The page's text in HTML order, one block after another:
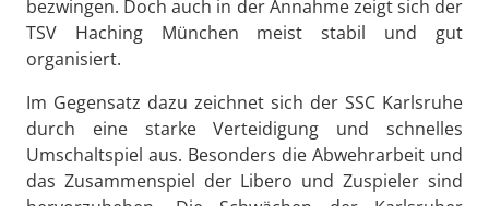
bezwingen. Doch auch in der Annahme zeigt sich der
TSV Haching München meist stabil und gut
organisiert.
Im Gegensatz dazu zeichnet sich der SSC Karlsruhe
durch eine starke Verteidigung und schnelles
Umschaltspiel aus. Besonders die Abwehrarbeit und
das Zusammenspiel der Libero und Zuspieler sind